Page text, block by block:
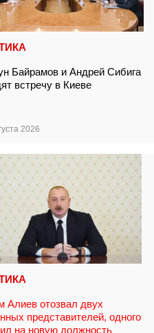
Байрамов и Андрей Сибига
встречу в Киеве
2026
Алиев отозвал двух
представителей, одного
на новую должность